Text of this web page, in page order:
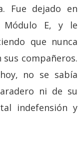
Fue dejado en
Módulo E, y le
que nunca
compañeros.
no se sabía
ni de su
indefensión y